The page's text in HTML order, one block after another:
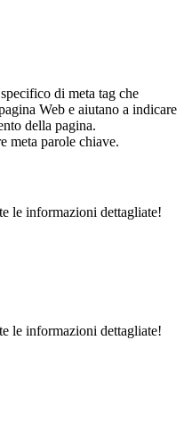
di meta tag che
Web e aiutano a indicare
della pagina.
meta parole chiave.
le informazioni dettagliate!
le informazioni dettagliate!